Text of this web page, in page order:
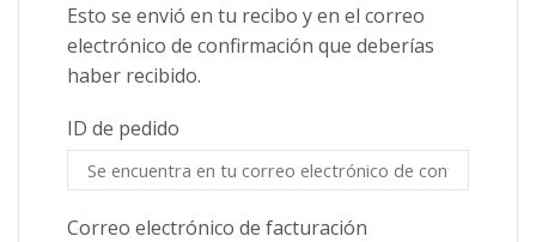
Esto se envió en tu recibo y en el correo
electrónico de confirmación que deberías
haber recibido.
ID de pedido
Correo electrónico de facturación